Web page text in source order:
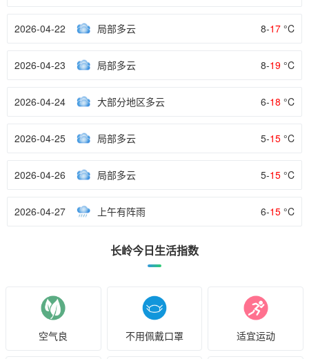
2026-04-22 局部多云 8-17 °C
2026-04-23 局部多云 8-19 °C
2026-04-24 大部分地区多云 6-18 °C
2026-04-25 局部多云 5-15 °C
2026-04-26 局部多云 5-15 °C
2026-04-27 上午有阵雨 6-15 °C
长岭今日生活指数
空气良 不用佩戴口罩 适宜运动